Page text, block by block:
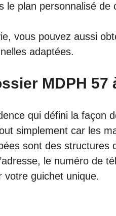
le plan personnalisé de
vous pouvez aussi
adaptées.
MDPH 57
qui défini la façon
simplement car les
sont des structures
le numéro de
votre guichet unique.